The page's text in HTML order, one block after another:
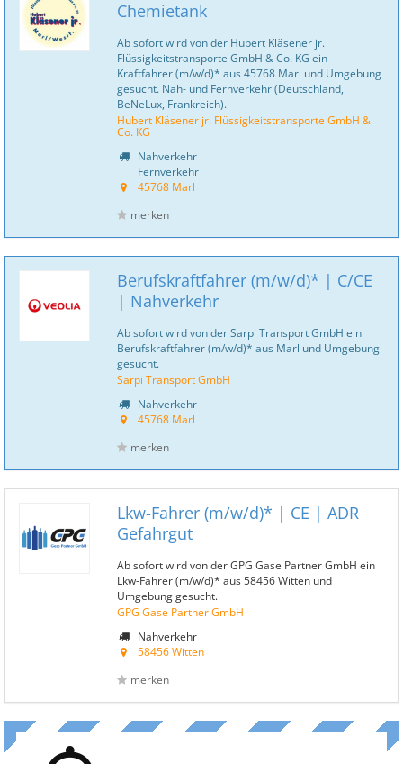
Chemietank
Ab sofort wird von der Hubert Kläsener jr.
Flüssigkeitstransporte GmbH & Co. KG ein
Kraftfahrer (m/w/d)* aus 45768 Marl und Umgebung
gesucht. Nah- und Fernverkehr (Deutschland,
BeNeLux, Frankreich).
Hubert Kläsener jr. Flüssigkeitstransporte GmbH &
Co. KG
Nahverkehr
Fernverkehr
45768 Marl
merken
Berufskraftfahrer (m/w/d)* | C/CE
| Nahverkehr
Ab sofort wird von der Sarpi Transport GmbH ein
Berufskraftfahrer (m/w/d)* aus Marl und Umgebung
gesucht.
Sarpi Transport GmbH
Nahverkehr
45768 Marl
merken
Lkw-Fahrer (m/w/d)* | CE | ADR
Gefahrgut
Ab sofort wird von der GPG Gase Partner GmbH ein
Lkw-Fahrer (m/w/d)* aus 58456 Witten und
Umgebung gesucht.
GPG Gase Partner GmbH
Nahverkehr
58456 Witten
merken